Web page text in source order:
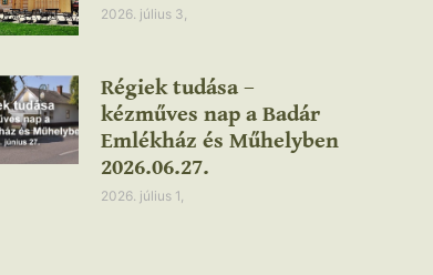
2026. július 3,
Régiek tudása –
kézműves nap a Badár
Emlékház és Műhelyben
2026.06.27.
2026. július 1,